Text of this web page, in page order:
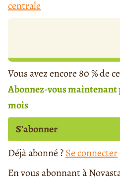
centrale
Vous avez encore 80 % de
Abonnez-vous maintenant
mois
S’abonner
Déjà abonné ?Se connecter
En vous abonnant à